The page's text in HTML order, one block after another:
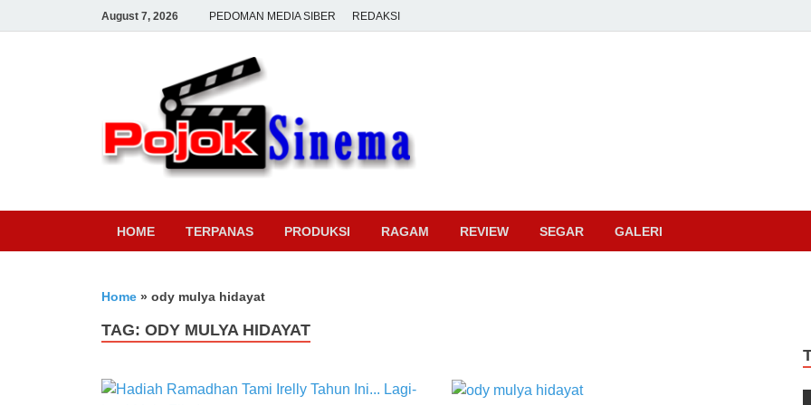
August 7, 2026 PEDOMAN MEDIA SIBER REDAKSI
HOME TERPANAS PRODUKSI RAGAM REVIEW SEGAR GALERI
Home » ody mulya hidayat
TAG: ODY MULYA HIDAYAT